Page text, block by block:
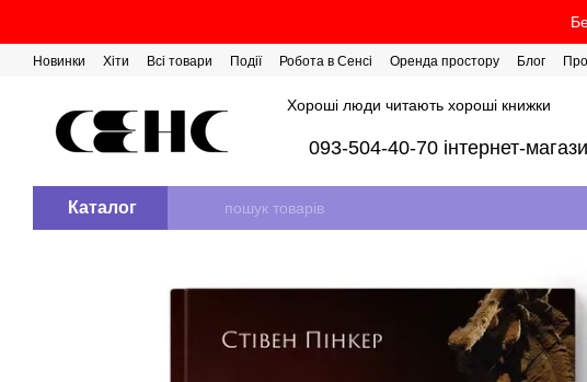
Новинки Хіти Всі товари Події Робота в Сенсі Оренда простору Блог
Хороші люди читають хороші книжки
093-504-40-70 інтернет-
Каталог